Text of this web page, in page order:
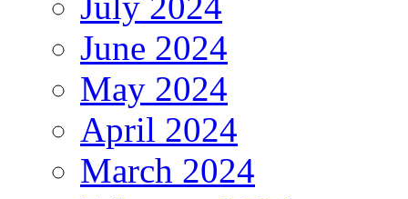
June 2024
May 2024
April 2024
March 2024